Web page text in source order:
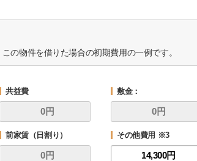
この物件を借りた場合の初期費用の一例です。
共益費 敷金：
前家賃（日割り） その他費用 ※3